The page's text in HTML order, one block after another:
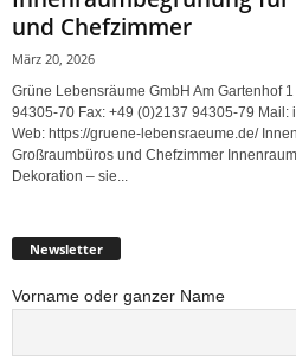
und Chefzimmer
März 20, 2026
Grüne Lebensräume GmbH Am Gartenhof
94305-70 Fax: +49 (0)2137 94305-79
Web: https://gruene-lebensraeume.de/
Großraumbüros und Chefzimmer
Dekoration – sie...
Newsletter
Vorname oder ganzer Name